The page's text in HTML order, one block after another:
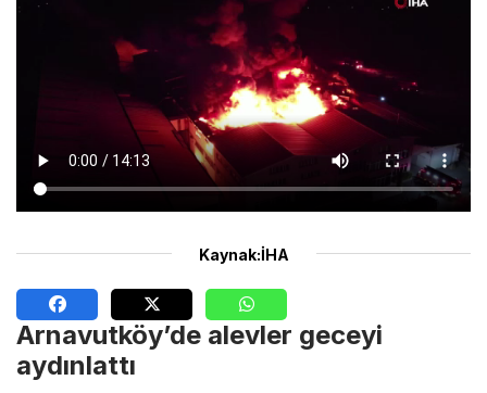
Kaynak:İHA
Arnavutköy’de alevler geceyi
aydınlattı